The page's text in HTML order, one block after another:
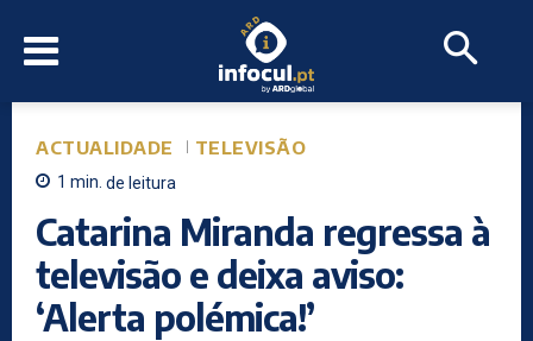
ACTUALIDADE TELEVISÃO
1 min. de leitura
Catarina Miranda regressa à
televisão e deixa aviso:
‘Alerta polémica!’